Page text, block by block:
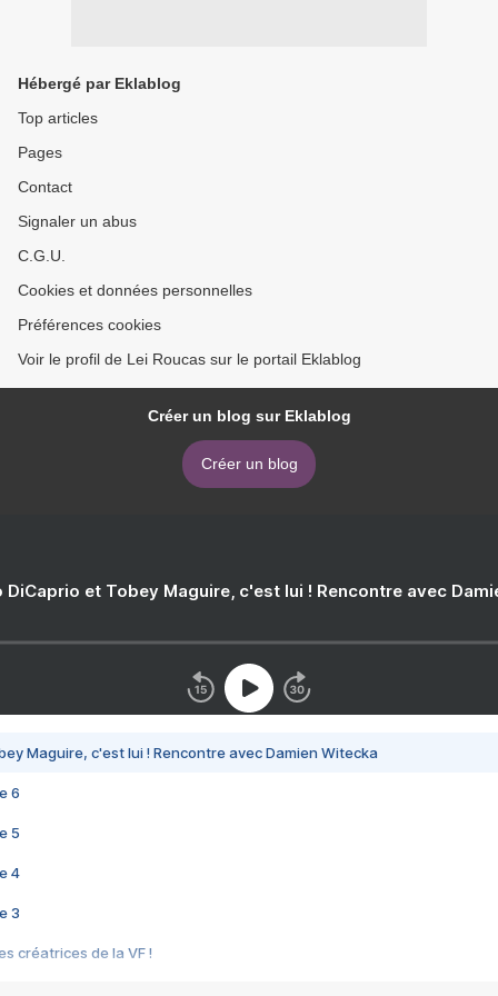
Hébergé par Eklablog
Top articles
Pages
Contact
Signaler un abus
C.G.U.
Cookies et données personnelles
Préférences cookies
Voir le profil de Lei Roucas sur le portail Eklablog
Créer un blog sur Eklablog
Créer un blog
DiCaprio et Tobey Maguire, c'est lui ! Rencontre avec
Maguire, c'est lui ! Rencontre avec Damien Witecka
6
5
4
3
créatrices de la VF !